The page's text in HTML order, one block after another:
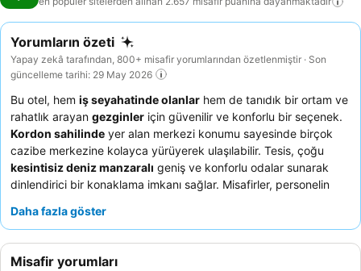
Yorumların özeti
Yapay zekâ tarafından, 800+ misafir yorumlarından özetlenmiştir · Son
güncelleme tarihi: 29 May 2026
Bu otel, hem iş seyahatinde olanlar hem de tanıdık bir ortam ve
rahatlık arayan gezginler için güvenilir ve konforlu bir seçenek.
Kordon sahilinde yer alan merkezi konumu sayesinde birçok
cazibe merkezine kolayca yürüyerek ulaşılabilir. Tesis, çoğu
kesintisiz deniz manzaralı geniş ve konforlu odalar sunarak
dinlendirici bir konaklama imkanı sağlar. Misafirler, personelin
överken,akşam yemeği seçenekleri
için misafirler uygun
Daha fazla göster
Misafir yorumları